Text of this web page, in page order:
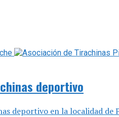
deportivo
deportivo en la localidad de